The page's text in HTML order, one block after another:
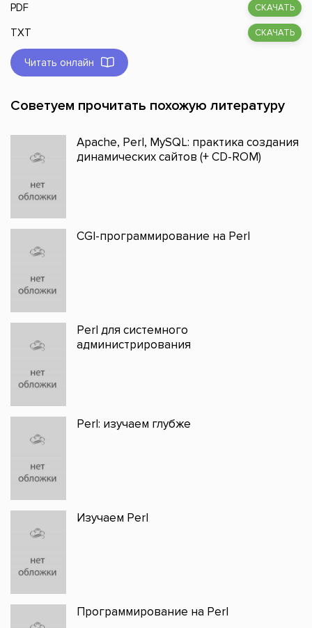
PDF СКАЧАТЬ
TXT СКАЧАТЬ
Читать онлайн
Советуем прочитать похожую литературу
Apache, Perl, MySQL: практика создания
динамических сайтов (+ CD-ROM)
CGI-программирование на Perl
Perl для системного
администрирования
Perl: изучаем глубже
Изучаем Perl
Программирование на Perl